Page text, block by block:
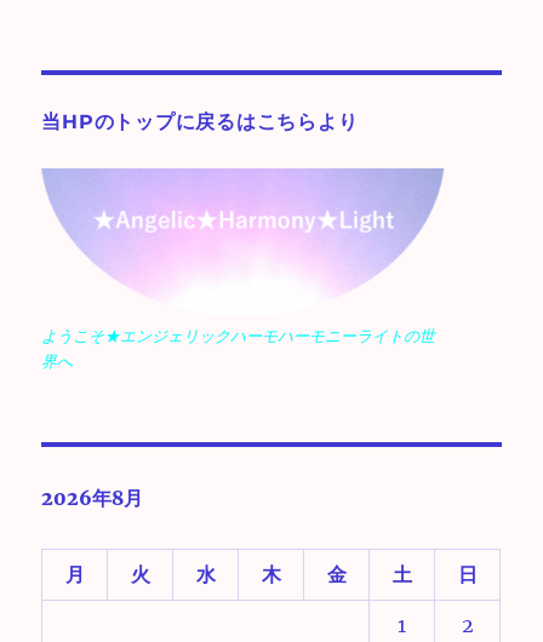
当HPのトップに戻るはこちらより
ようこそ★エンジェリックハーモハーモニーライトの世
界へ
2026年8月
月 火 水 木 金 土 日
1 2